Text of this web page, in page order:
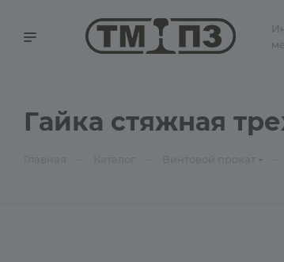
Гайка стяжная